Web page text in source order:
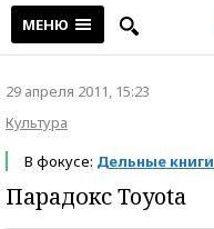
МЕНЮ
29 апреля 2011, 15:23
Культура
В фокусе: Дельные книги
Парадокс Toyota